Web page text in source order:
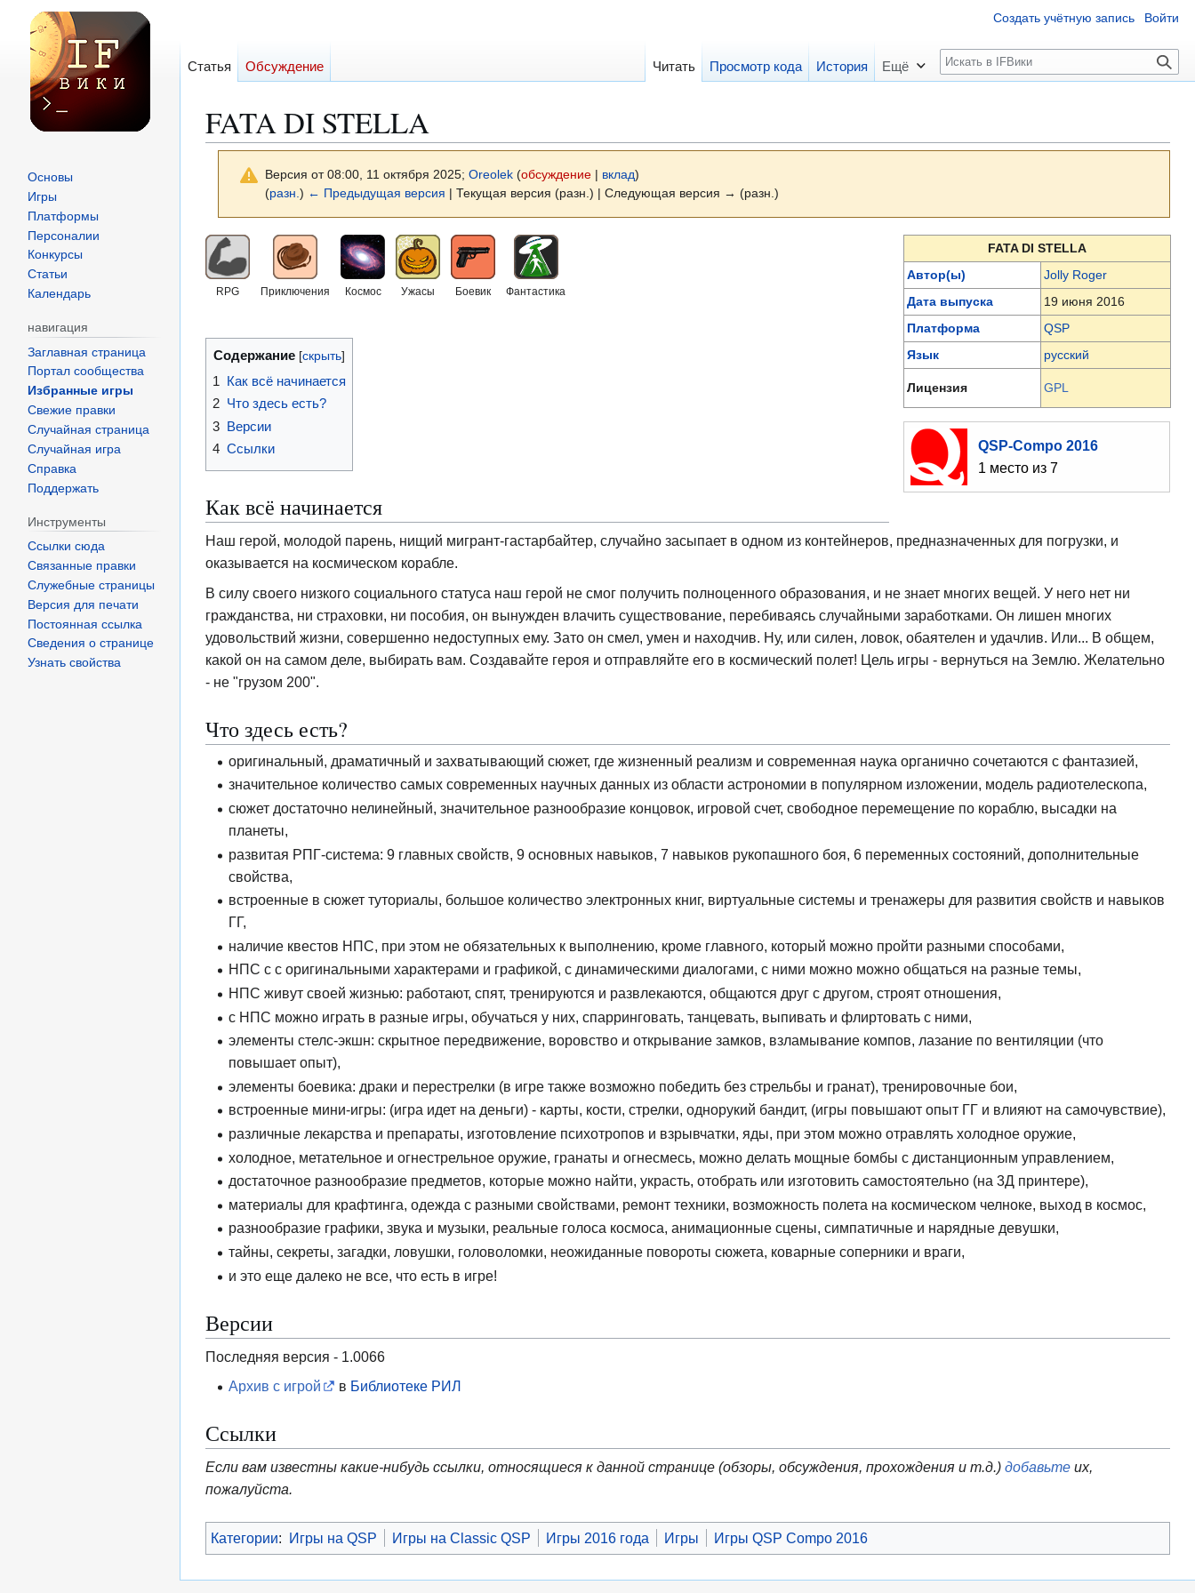
FATA DI STELLA
Версия от 08:00, 11 октября 2025; Oreolek (обсуждение| вклад)
(разн.) ← Предыдущая версия | Текущая версия (разн.) | Следующая версия → (разн.)
Перейти
к
навигации
Перейти
к
поиску
FATA DI STELLA
Автор(ы)
Jolly Roger
Дата выпуска
19 июня 2016
Платформа
QSP
Язык
русский
Лицензия GPL
RPG Приключения Космос Ужасы Боевик Фантастика
QSP-Compo 2016
1 место из 7
Содержание
1 Как всё начинается
2 Что здесь есть?
3 Версии
4 Ссылки
Как всё начинается
Наш герой, молодой парень, нищий мигрант-гастарбайтер, случайно засыпает в одном из контейнеров, предназначенных для погрузки, и
оказывается на космическом корабле.
В силу своего низкого социального статуса наш герой не смог получить полноценного образования, и не знает многих вещей. У него нет ни
гражданства, ни страховки, ни пособия, он вынужден влачить существование, перебиваясь случайными заработками. Он лишен многих
удовольствий жизни, совершенно недоступных ему. Зато он смел, умен и находчив. Ну, или силен, ловок, обаятелен и удачлив. Или... В общем,
какой он на самом деле, выбирать вам. Создавайте героя и отправляйте его в космический полет! Цель игры - вернуться на Землю. Желательно
- не "грузом 200".
Что здесь есть?
оригинальный, драматичный и захватывающий сюжет, где жизненный реализм и современная наука органично сочетаются с фантазией,
значительное количество самых современных научных данных из области астрономии в популярном изложении, модель радиотелескопа,
сюжет достаточно нелинейный, значительное разнообразие концовок, игровой счет, свободное перемещение по кораблю, высадки на
планеты,
развитая РПГ-система: 9 главных свойств, 9 основных навыков, 7 навыков рукопашного боя, 6 переменных состояний, дополнительные
свойства,
встроенные в сюжет туториалы, большое количество электронных книг, виртуальные системы и тренажеры для развития свойств и навыков
ГГ,
наличие квестов НПС, при этом не обязательных к выполнению, кроме главного, который можно пройти разными способами,
НПС с с оригинальными характерами и графикой, с динамическими диалогами, с ними можно можно общаться на разные темы,
НПС живут своей жизнью: работают, спят, тренируются и развлекаются, общаются друг с другом, строят отношения,
с НПС можно играть в разные игры, обучаться у них, спарринговать, танцевать, выпивать и флиртовать с ними,
элементы стелс-экшн: скрытное передвижение, воровство и открывание замков, взламывание компов, лазание по вентиляции (что
повышает опыт),
элементы боевика: драки и перестрелки (в игре также возможно победить без стрельбы и гранат), тренировочные бои,
встроенные мини-игры: (игра идет на деньги) - карты, кости, стрелки, однорукий бандит, (игры повышают опыт ГГ и влияют на самочувствие),
различные лекарства и препараты, изготовление психотропов и взрывчатки, яды, при этом можно отравлять холодное оружие,
холодное, метательное и огнестрельное оружие, гранаты и огнесмесь, можно делать мощные бомбы с дистанционным управлением,
достаточное разнообразие предметов, которые можно найти, украсть, отобрать или изготовить самостоятельно (на 3Д принтере),
материалы для крафтинга, одежда с разными свойствами, ремонт техники, возможность полета на космическом челноке, выход в космос,
разнообразие графики, звука и музыки, реальные голоса космоса, анимационные сцены, симпатичные и нарядные девушки,
тайны, секреты, загадки, ловушки, головоломки, неожиданные повороты сюжета, коварные соперники и враги,
и это еще далеко не все, что есть в игре!
Версии
Последняя версия - 1.0066
Архив с игрой
в Библиотеке РИЛ
Ссылки
Если вам известны какие-нибудь ссылки, относящиеся к данной странице (обзоры, обсуждения, прохождения и т.д.) добавьтеих,
пожалуйста.
Категории: Игры на QSP Игры на Classic QSP Игры 2016 года Игры Игры QSP Compo 2016
Создать учётную запись Войти
Статья Обсуждение Читать Просмотр кода История Ещё
П
о
к
Основы
Игры
Платформы
Персоналии
Конкурсы
Статьи
Календарь
навигация
Заглавная страница
Портал сообщества
Избранные игры
Свежие правки
Случайная страница
Случайная игра
Справка
Поддержать
Инструменты
Ссылки сюда
Связанные правки
Служебные страницы
Версия для печати
Постоянная ссылка
Сведения о странице
Узнать свойства